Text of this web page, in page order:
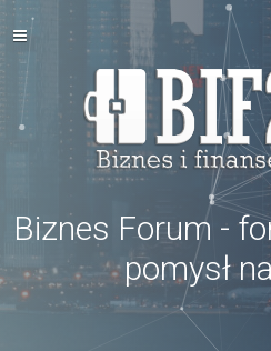
Biznes Forum -
pomysł